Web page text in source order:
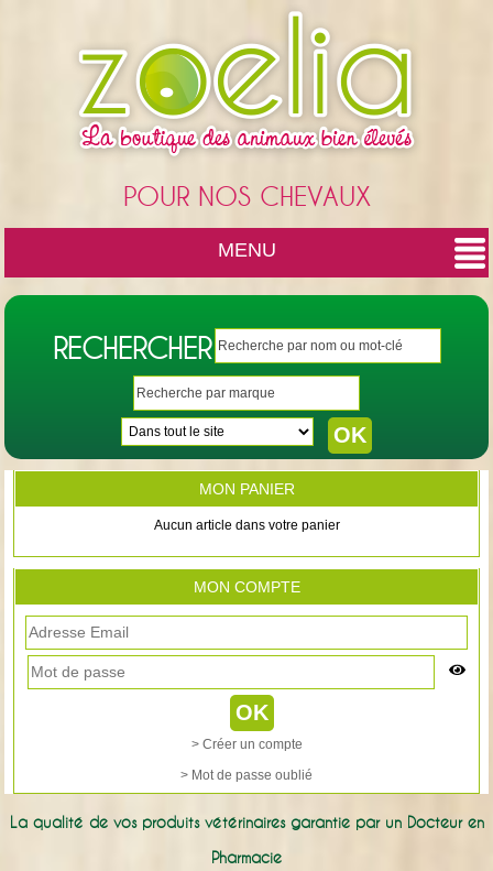
POUR NOS CHEVAUX
MENU
RECHERCHER
MON PANIER
Aucun article dans votre panier
MON COMPTE
> Créer un compte
> Mot de passe oublié
La qualité de vos produits vétérinaires garantie par un Docteur en
Pharmacie